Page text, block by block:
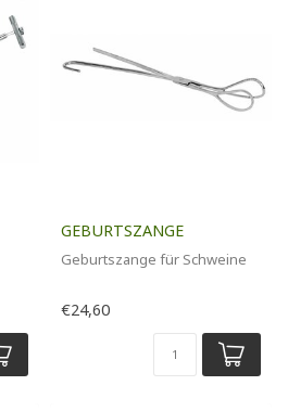
GEBURTSZANGE
Geburtszange für Schweine
€24,60